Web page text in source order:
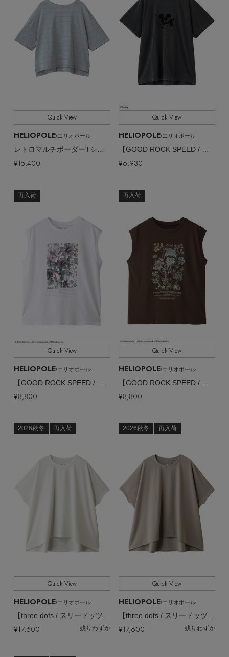
Quick View
HELIOPOLE/エリオポール
レトロマルチボーダーTシャツ
¥15,400
Quick View
HELIOPOLE/エリオポール
【GOOD ROCK SPEED / グッドロックスピード】MICKEYMOUSE Tシャツ
¥6,930
再入荷
Quick View
HELIOPOLE/エリオポール
¥8,800
再入荷
Quick View
HELIOPOLE/エリオポール
¥8,800
2026秋冬 再入荷
Quick View
HELIOPOLE/エリオポール
¥17,600 残りわずか
2026秋冬 再入荷
Quick View
HELIOPOLE/エリオポール
¥17,600 残りわずか